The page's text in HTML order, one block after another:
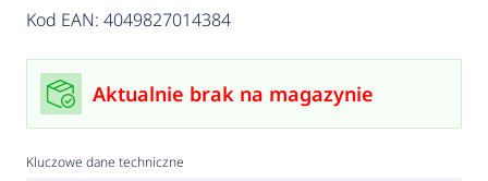
Kod EAN: 4049827014384
Aktualnie brak na magazynie
Kluczowe dane techniczne